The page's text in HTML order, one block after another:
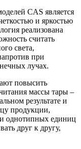
CAS является
и яркостью
реализована
считать
света,
при
лучах.
повысить
массы тары –
результате и
продукции,
однотипных единиц
друг к другу,